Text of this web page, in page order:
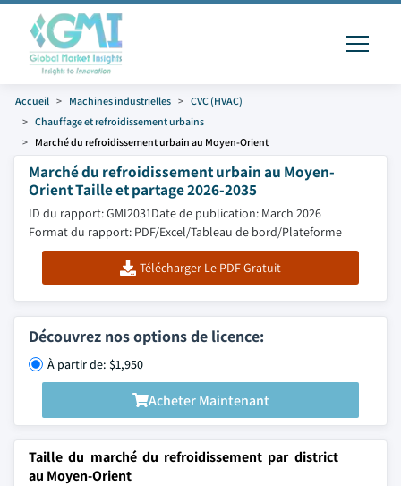
Accueil Machines industrielles
CVC (HVAC)
Chauffage et refroidissement urbains
Marché du refroidissement urbain au Moyen-Orient
Marché du refroidissement urbain au Moyen-
Orient Taille et partage 2026-2035
ID du rapport: GMI2031Date de publication: March 2026
Format du rapport: PDF/Excel/Tableau de bord/Plateforme
Télécharger Le PDF Gratuit
Découvrez nos options de licence:
À partir de: $1,950
Acheter Maintenant
Taille du marché du refroidissement par district
au Moyen-Orient